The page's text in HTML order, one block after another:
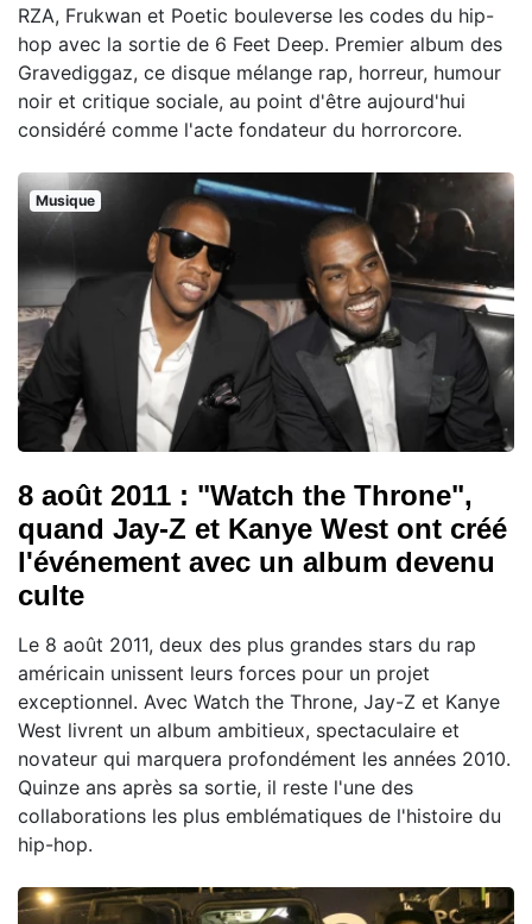
RZA, Frukwan et Poetic bouleverse les codes du hip-
hop avec la sortie de 6 Feet Deep. Premier album des
Gravediggaz, ce disque mélange rap, horreur, humour
noir et critique sociale, au point d'être aujourd'hui
considéré comme l'acte fondateur du horrorcore.
Musique
8 août 2011 : "Watch the Throne",
quand Jay-Z et Kanye West ont créé
l'événement avec un album devenu
culte
Le 8 août 2011, deux des plus grandes stars du rap
américain unissent leurs forces pour un projet
exceptionnel. Avec Watch the Throne, Jay-Z et Kanye
West livrent un album ambitieux, spectaculaire et
novateur qui marquera profondément les années 2010.
Quinze ans après sa sortie, il reste l'une des
collaborations les plus emblématiques de l'histoire du
hip-hop.